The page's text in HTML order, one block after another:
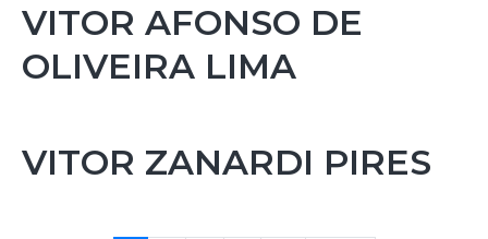
VITOR AFONSO DE
OLIVEIRA LIMA
VITOR ZANARDI PIRES